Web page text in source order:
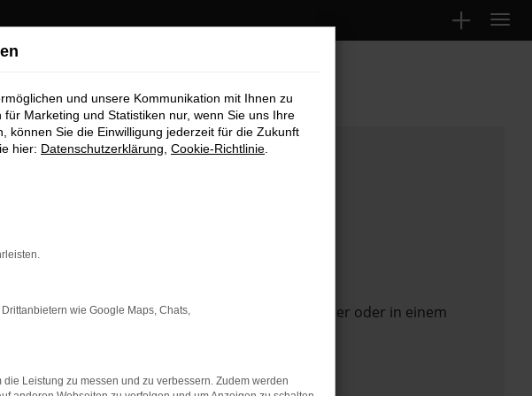
Funktioniert die Seite in einem anderen Browser oder in einem
und unsere Kommunikation mit Ihnen zu
Marketing und Statistiken nur, wenn Sie uns Ihre
können Sie die Einwilligung jederzeit für die Zukunft
hier: Datenschutzerklärung Cookie-Richtlinie
wie Google Maps, Chats,
Leistung zu messen und zu verbessern. Zudem werden